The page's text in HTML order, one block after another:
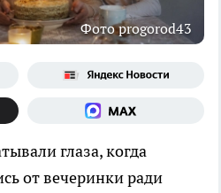
Фото progorod43
глаза, когда
от вечеринки ради